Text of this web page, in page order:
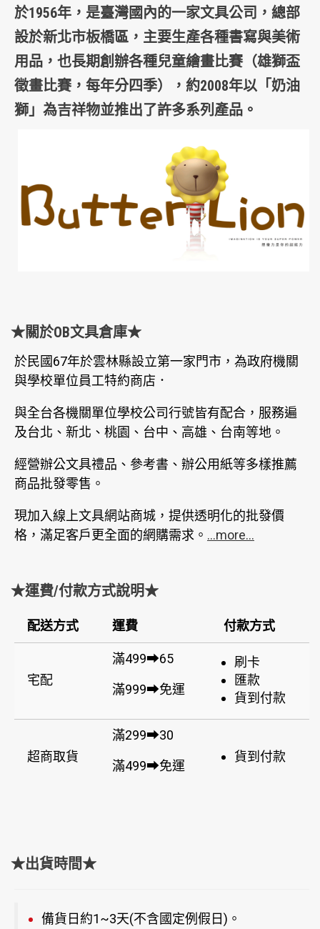
於1956年，是臺灣國內的一家文具公司，總部
設於新北市板橋區 ，主要生產各種書寫與美術
用品，也長期創辦各種兒童繪畫比賽（雄獅盃
徵畫比賽，每年分四季），約2008年以「奶油
獅」為吉祥物並推出了許多系列產品。
★關於OB文具倉庫★
於民國67年於雲林縣設立第一家門市，為政府機關
與學校單位員工特約商店．
與全台各機關單位學校公司行號皆有配合，服務遍
及台北、新北、桃園、台中、高雄、台南等地。
經營辦公文具禮品、參考書、辦公用紙等多樣推薦
商品批發零售。
現加入線上文具網站商城，提供透明化的批發價
格，滿足客戶更全面的網購需求。 ...more...
★運費/付款方式說明★
配送方式 運費 付款方式
宅配
滿499➡65
滿999➡免運
刷卡
匯款
貨到付款
超商取貨
滿299➡30
滿499➡免運
貨到付款
★出貨時間★
備貨日約1~3天(不含國定例假日)。